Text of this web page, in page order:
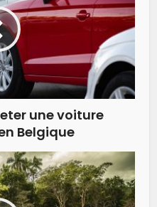
une voiture
Belgique